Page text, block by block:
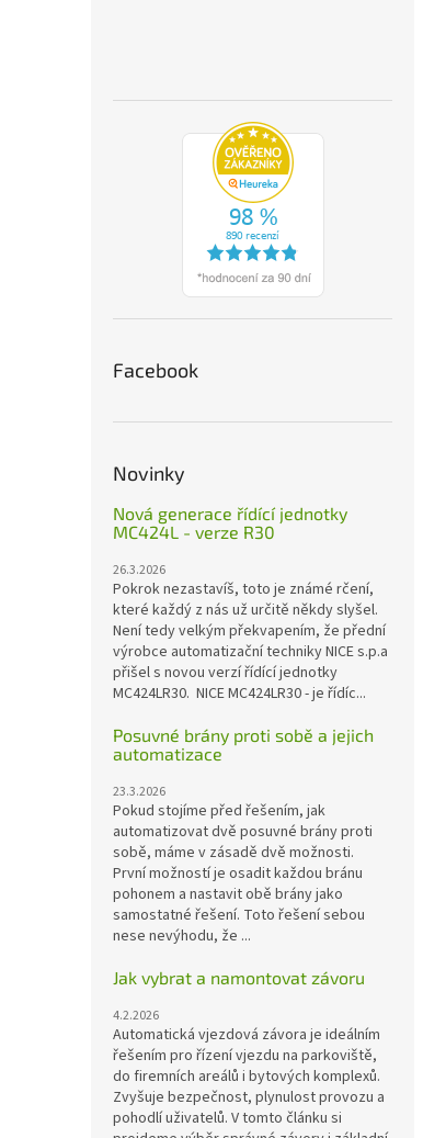
Facebook
Novinky
Nová generace řídící jednotky
MC424L - verze R30
26.3.2026
Pokrok nezastavíš, toto je známé rčení,
které každý z nás už určitě někdy slyšel.
Není tedy velkým překvapením, že přední
výrobce automatizační techniky NICE s.p.a
přišel s novou verzí řídící jednotky
MC424LR30. NICE MC424LR30 - je řídíc...
Posuvné brány proti sobě a jejich
automatizace
23.3.2026
Pokud stojíme před řešením, jak
automatizovat dvě posuvné brány proti
sobě, máme v zásadě dvě možnosti.
První možností je osadit každou bránu
pohonem a nastavit obě brány jako
samostatné řešení. Toto řešení sebou
nese nevýhodu, že ...
Jak vybrat a namontovat závoru
4.2.2026
Automatická vjezdová závora je ideálním
řešením pro řízení vjezdu na parkoviště,
do firemních areálů i bytových komplexů.
Zvyšuje bezpečnost, plynulost provozu a
pohodlí uživatelů. V tomto článku si